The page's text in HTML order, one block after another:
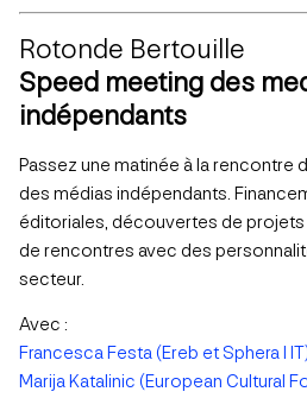
Rotonde Bertouille
Speed meeting des
indépendants
Passez une matinée à la rencontre
des médias indépendants.
éditoriales, découvertes de projets
de rencontres avec des
secteur.
Avec :
Francesca Festa (Ereb et Sphera I
​​Marija Katalinic (European Cultural